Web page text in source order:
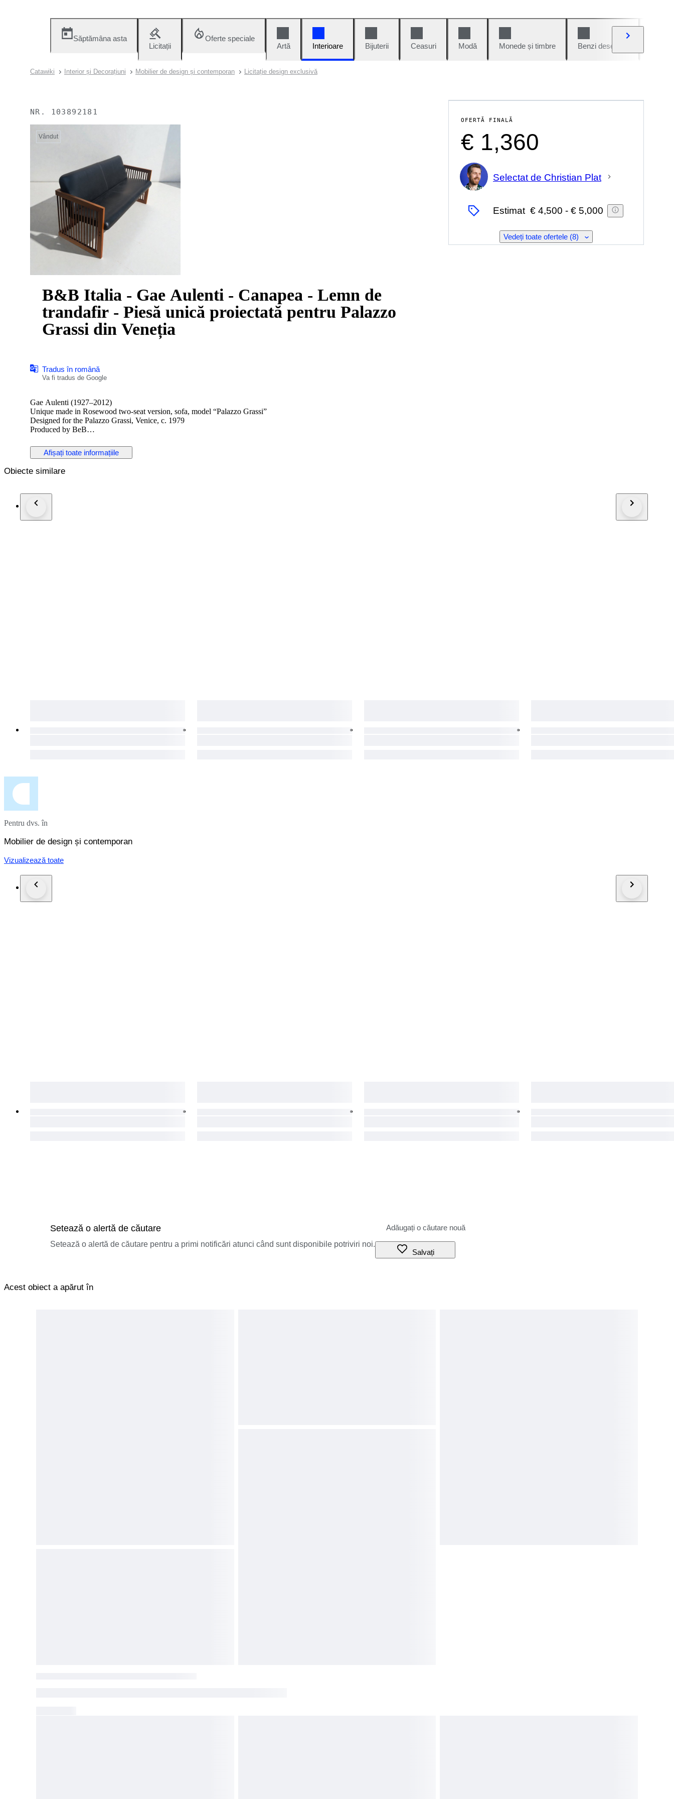
Săptămâna asta
Licitații
Oferte speciale
Artă
Interioare Bijuterii Ceasuri Modă Monede și timbre Benzi desenate
Catawiki Interior și Decorațiuni Mobilier de design și contemporan Licitație design exclusivă
NR. 103892181
Vândut
B&B Italia - Gae Aulenti - Canapea - Lemn de
trandafir - Piesă unică proiectată pentru Palazzo
Grassi din Veneția
Tradus în română
Va fi tradus de Google
Gae Aulenti (1927–2012)
Unique made in Rosewood two-seat version, sofa, model “Palazzo Grassi”
Designed for the Palazzo Grassi, Venice, c. 1979
Produced by BeB
Venice, conceived as part of her celebrated intervention on the historic interior.
The structure is crafted in solid palisander (rosewood), its severe rectilinear geometry softened by the rhythmic vertical slats
generously proportioned seat and backrest are upholstered in original black leather, offering a deliberate contrast between
Afișați toate informațiile
OFERTĂ FINALĂ
€ 1,360
Expert
Selectat de Christian Plat
Estimat € 4,500 - € 5,000
Vedeți toate ofertele (8)
Obiecte similare
Pentru dvs. în
Mobilier de design și contemporan
Vizualizează toate
Setează o alertă de căutare
Setează o alertă de căutare pentru a primi notificări atunci când sunt disponibile potriviri noi.
Salvați
Acest obiect a apărut în